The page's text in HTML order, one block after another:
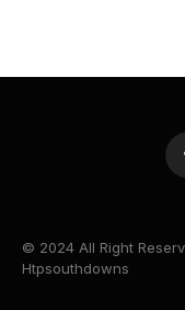
© 2024 All Right
Htpsouthdowns